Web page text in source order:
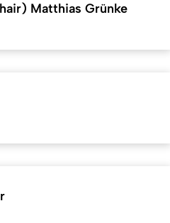
Matthias Grünke